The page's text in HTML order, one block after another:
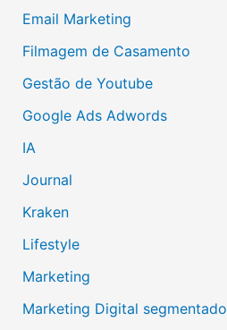
Email Marketing
Filmagem de Casamento
Gestão de Youtube
Google Ads Adwords
IA
Journal
Kraken
Lifestyle
Marketing
Marketing Digital segmentado